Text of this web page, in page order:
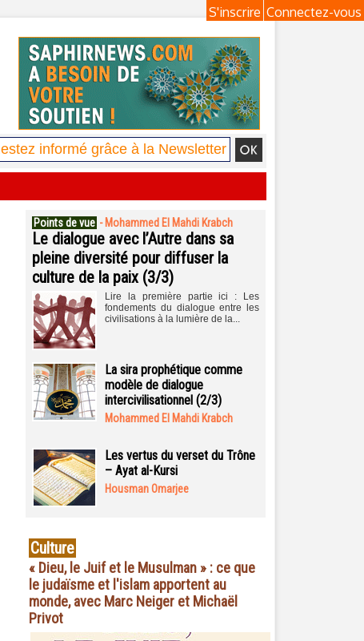
Connectez-vous
S'inscrire
Points de vue - Mohammed El Mahdi Krabch
Le dialogue avec l’Autre dans sa
pleine diversité pour diffuser la
culture de la paix (3/3)
Lire la première partie ici : Les
fondements du dialogue entre les
civilisations à la lumière de la...
La sira prophétique comme
modèle de dialogue
intercivilisationnel (2/3)
Mohammed El Mahdi Krabch
Les vertus du verset du Trône
– Ayat al-Kursi
Housman Omarjee
Culture
« Dieu, le Juif et le Musulman » : ce que
le judaïsme et l'islam apportent au
monde, avec Marc Neiger et Michaël
Privot